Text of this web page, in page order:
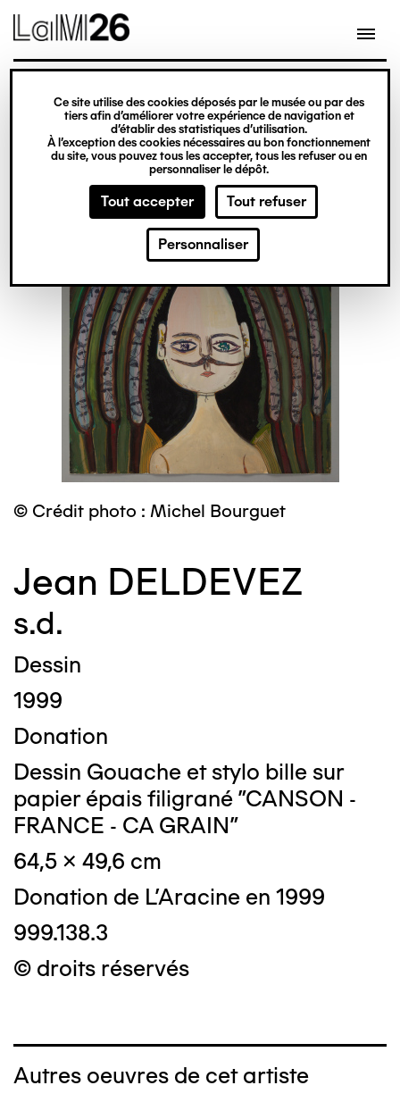
Gestion des cookies
Ce site utilise des cookies déposés par le musée ou par des
tiers afin d’améliorer votre expérience de navigation et
d’établir des statistiques d’utilisation.
À l’exception des cookies nécessaires au bon fonctionnement
du site, vous pouvez tous les accepter, tous les refuser ou en
personnaliser le dépôt.
Tout accepter Tout refuser
Personnaliser
contenu
© Crédit photo : Michel Bourguet
Jean DELDEVEZ
s.d.
Dessin
1999
Donation
Dessin Gouache et stylo bille sur
papier épais filigrané "CANSON -
FRANCE - CA GRAIN"
64,5 x 49,6 cm
Donation de L'Aracine en 1999
999.138.3
© droits réservés
Autres oeuvres de cet artiste